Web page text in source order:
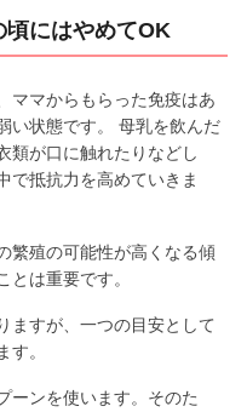
頃にはやめてOK
ママからもらった免疫はあ
い状態です。 母乳を飲んだ
類が口に触れたりなどし
で抵抗力を高めていきま
繁殖の可能性が高くなる傾
とは重要です。
ますが、一つの目安として
す。
ーンを使います。そのた